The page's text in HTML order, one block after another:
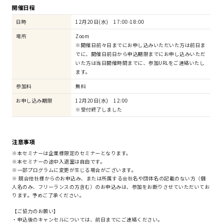
開催日程
日時
12月20日(水) 17:00-18:00
場所
Zoom
※開催日前々日までにお申し込みいただいた方は前日ま
でに、開催日前日から申込期限までにお申し込みいただ
いた方は当日開催時間までに、参加URLをご連絡いたし
ます。
参加料
無料
お申し込み期限
12月20日(水) 12:00
※受付終了しました
注意事項
※本セミナーは企業様限定のセミナーとなります。
※本セミナーの途中入退室は自由です。
※一部プログラムに変更が生じる場合がございます。
※ 競合他社様からのお申込み、または所属する会社名や団体名の記載のない方（個
人名のみ、フリーランスの方含む）のお申込みは、参加をお断りさせていただいてお
ります。予めご了承ください。
【ご協力のお願い】
・申込後のキャンセルについては、前日までにご連絡ください。